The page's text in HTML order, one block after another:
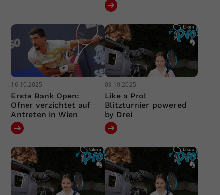
16.10.2025
Erste Bank Open:
Ofner verzichtet auf
Antreten in Wien
03.10.2025
Like a Pro!
Blitzturnier powered
by Drei